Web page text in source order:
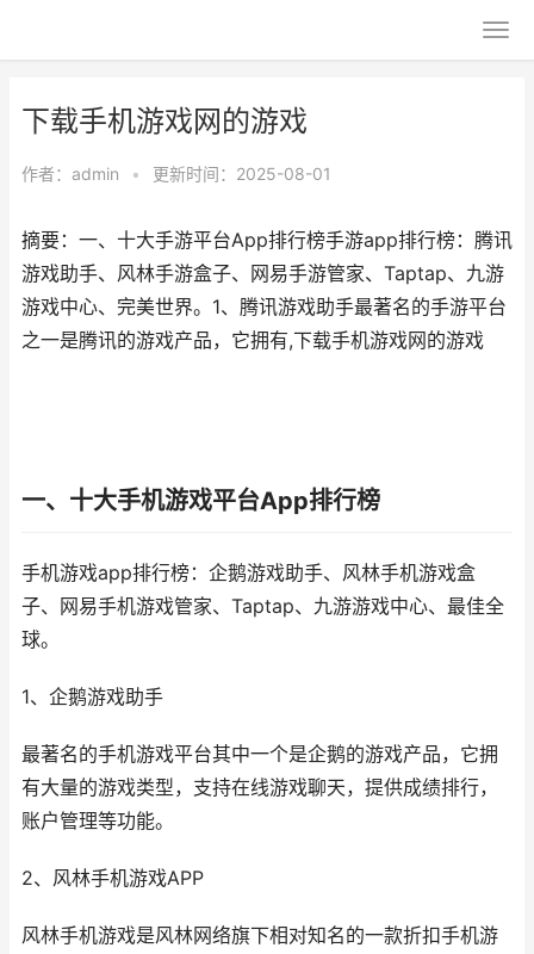
下载手机游戏网的游戏
作者： admin • 更新时间：2025-08-01
摘要：一、十大手游平台App排行榜手游app排行榜：腾讯
游戏助手、风林手游盒子、网易手游管家、Taptap、九游
游戏中心、完美世界。1、腾讯游戏助手最著名的手游平台
之一是腾讯的游戏产品，它拥有,下载手机游戏网的游戏
一、十大手机游戏平台App排行榜
手机游戏app排行榜：企鹅游戏助手、风林手机游戏盒
子、网易手机游戏管家、Taptap、九游游戏中心、最佳全
球。
1、企鹅游戏助手
最著名的手机游戏平台其中一个是企鹅的游戏产品，它拥
有大量的游戏类型，支持在线游戏聊天，提供成绩排行，
账户管理等功能。
2、风林手机游戏APP
风林手机游戏是风林网络旗下相对知名的一款折扣手机游